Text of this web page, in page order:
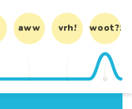
aww vrh! woot?!